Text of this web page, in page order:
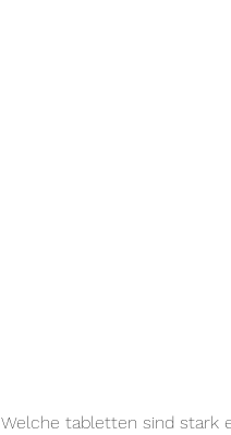
Welche tabletten sind stark